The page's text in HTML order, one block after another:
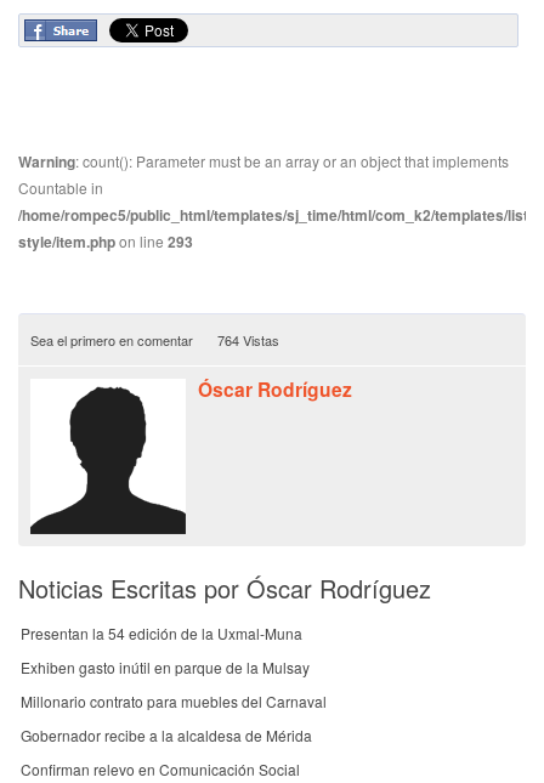
Warning: count(): Parameter must be an array or an object that implements
Countable in
/home/rompec5/public_html/templates/sj_time/html/com_k2/templates/
style/item.phpon line 293
Sea el primero en comentar 764 Vistas
Óscar Rodríguez
Noticias Escritas por Óscar Rodríguez
Presentan la 54 edición de la Uxmal-Muna
Exhiben gasto inútil en parque de la Mulsay
Millonario contrato para muebles del Carnaval
Gobernador recibe a la alcaldesa de Mérida
Confirman relevo en Comunicación Social